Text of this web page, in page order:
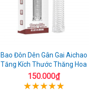
Bao Đôn Dên Gân Gai Aichao
Tăng Kích Thước Thăng Hoa
150.000₫